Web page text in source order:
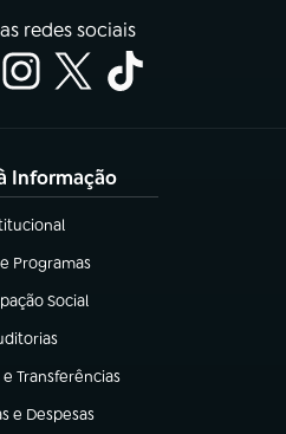
redes sociais
Informação
em nova aba)
Programas
nova aba)
Social
nova aba)
em nova aba)
Transferências
aba)
e Despesas
nova aba)